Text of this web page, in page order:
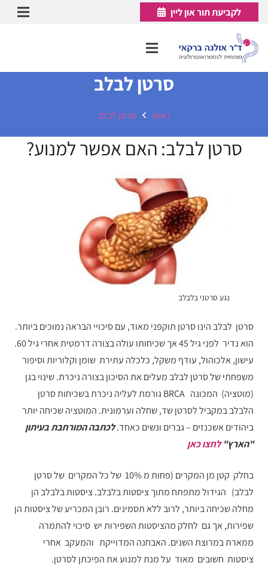
לקביעת תור און ליין
סרטן לבלב
ראשי סרטן לבלב
סרטן לבלב: האם אפשר למנוע?
נגע סרטני בלבלב
סרטן לבלב הינו סרטן תוקפני מאוד, עם סיכויי הבראה נמוכים ביותר.
הוא נדיר לפני גיל 45 אך שכיחותו עולה בצורה דרמטית אחרי גיל 60.
עישון, אלכוהול, עודף משקל, כלכלה עתירת שומן וקלוריות וסיפור
משפחתי של סרטן לבלב מעלים את הסיכון בצורה ניכרת. שינוי בגן
(מוטציה) המכונה BRCA גורמת לעליה ניכרת בשכיחות סרטן
הלבלב במקביל לסרטן שד, שחלה וערמונית. המוטציה שכיחה יותר
ביהודים אשכנזים – גברים ונשים כאחד.לכתבה המורחבת בעיתון
"הארץ"לחצו כאן
בחלק קטן מן המקרים (פחות מ 10% של כל המקרים של סרטן
לבלב) הגידול מתפתח מתוך ציסטות בלבלב. ציסטות בלבלב הן
מחלה שכיחה ביותר, לרוב ללא תסמינים. רובן המכריע של ציסטות הן
שפירות, אך גם לחלק מהציסטות השפירות יש סיכוי להתמרה
ממארת במרוצת השנים. האבחנה המדוייקת והמעקב אחרי
ציסטות חשובים מאוד על מנת למנוע את הפיכתן לסרטן.